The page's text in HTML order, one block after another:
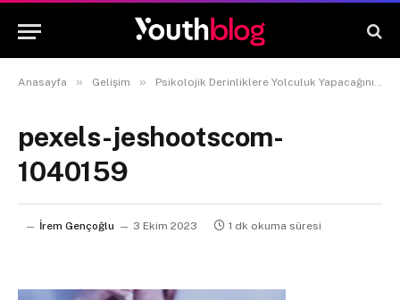
Anasayfa » Gelişim » Psikolojik Derinliklere Yolculuk Yapacağınız Üçleme Önerisi
pexels-jeshootscom-
1040159
İrem Gençoğlu 3 Ekim 2023 1 dk okuma süresi